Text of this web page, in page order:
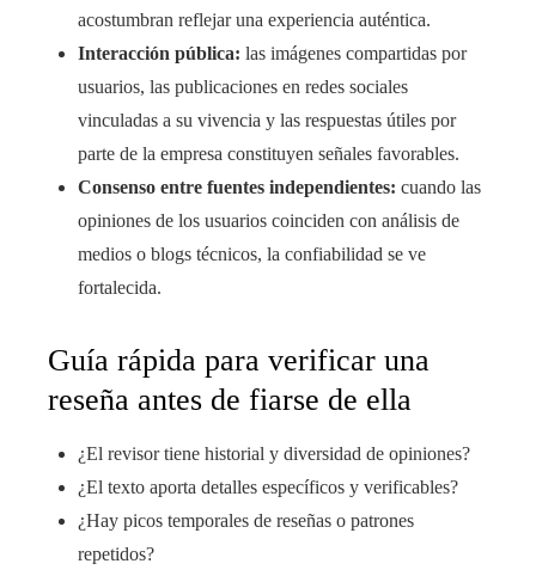
acostumbran reflejar una experiencia auténtica.
Interacción pública: las imágenes compartidas por
usuarios, las publicaciones en redes sociales
vinculadas a su vivencia y las respuestas útiles por
parte de la empresa constituyen señales favorables.
Consenso entre fuentes independientes: cuando las
opiniones de los usuarios coinciden con análisis de
medios o blogs técnicos, la confiabilidad se ve
fortalecida.
Guía rápida para verificar una
reseña antes de fiarse de ella
¿El revisor tiene historial y diversidad de opiniones?
¿El texto aporta detalles específicos y verificables?
¿Hay picos temporales de reseñas o patrones
repetidos?